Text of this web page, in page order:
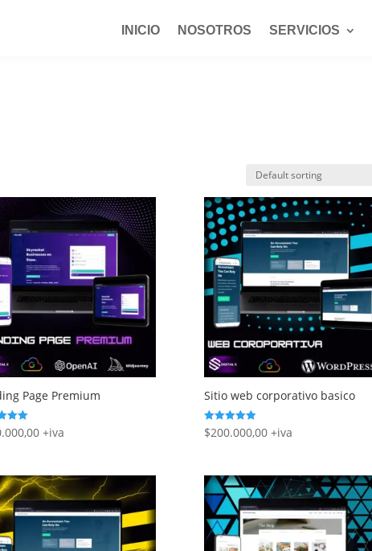
INICIO NOSOTROS SERVICIOS
Page Premium
+iva
Sitio web corporativo basico
Rated
5.00
$200.000,00 +iva